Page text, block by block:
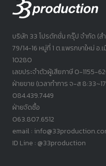
บริษัท 33 โปรดักชั่น กรุ๊ป จำกัด (ส
79/14-16 หมู่ที่ 1 ต.แพรกษาใหม่ อ
10280
เลขประจำตัวผู้เสียภาษี 0-1155-
ฝ่ายขาย (เวลาทำการ จ-ส
084.439.7449
ฝ่ายจัดซื้อ
063.807.6512
email :
ID Line : @33production